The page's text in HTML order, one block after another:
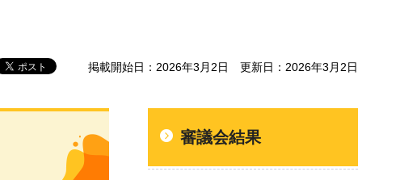
掲載開始日：2026年3月2日 更新日：2026年3月2日
審議会結果